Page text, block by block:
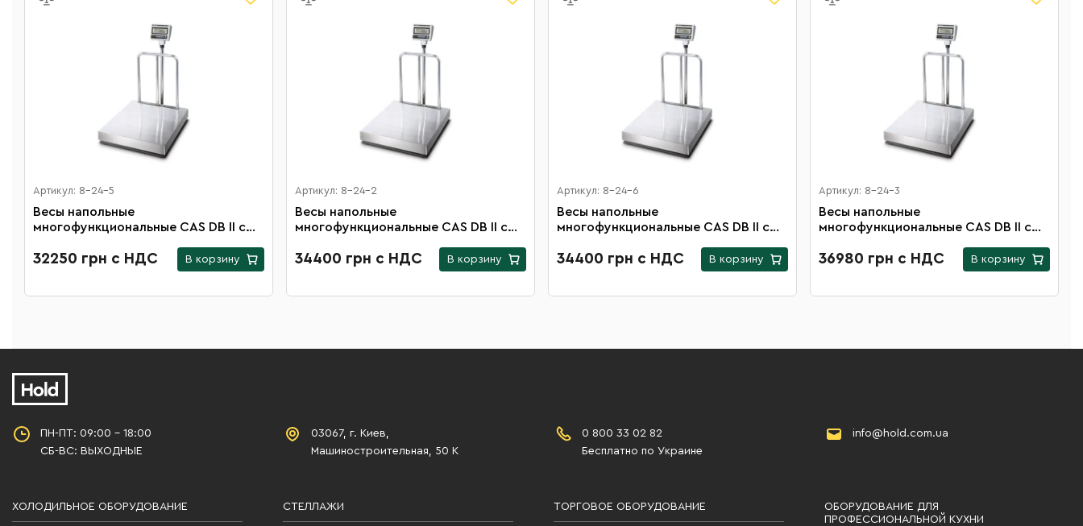
Артикул: 8-24-5
Весы напольные
многофункциональные CAS DB II с
максимальной нагрузкой 600 кг
32250 грн с НДС В корзину
Артикул: 8-24-2
Весы напольные
многофункциональные CAS DB II с
максимальной нагрузкой 300 кг
34400 грн с НДС В корзину
Артикул: 8-24-6
Весы напольные
многофункциональные CAS DB II с
максимальной нагрузкой 600 кг
34400 грн с НДС В корзину
Артикул: 8-24-3
Весы напольные
многофункциональные CAS DB II с
максимальной нагрузкой 300 кг
36980 грн с НДС В корзину
ПН-ПТ: 09:00 - 18:00
СБ-ВС: ВЫХОДНЫЕ
03067, г. Киев,
Машиностроительная, 50 К
0 800 33 02 82
Бесплатно по Украине
info@hold.com.ua
ХОЛОДИЛЬНОЕ ОБОРУДОВАНИЕ СТЕЛЛАЖИ ТОРГОВОЕ ОБОРУДОВАНИЕ
ОБОРУДОВАНИЕ ДЛЯ
ПРОФЕССИОНАЛЬНОЙ КУХНИ